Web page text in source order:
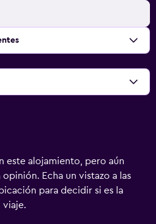
este alojamiento, pero aún
Echa un vistazo a las
para decidir si es la
viaje.